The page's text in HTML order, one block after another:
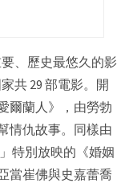
、歷史最悠久的影
共 29 部電影。開
爾蘭人》，由勞勃
情仇故事。同樣由
特別放映的《婚姻
當崔佛與史嘉蕾喬